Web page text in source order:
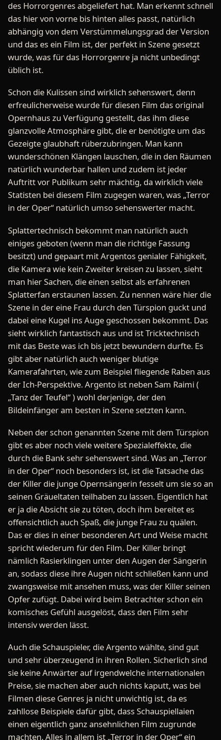
des Horrorgenres abgeliefert hat. Man erkennt schnell
das hier von vorne bis hinten alles passt, natürlich
abhängig von dem Verstümmelungsgrad der Version
und das es ein Film ist, der perfekt in Szene gesetzt
wurde, was für das Horrorgenre ja nicht unbedingt
üblich ist.
Schon die Kulissen sind wirklich sehenswert, denn
erfreulicherweise wurde für diesen Film das original
Opernhaus zu Verfügung gestellt, das ihm diese
glanzvolle Atmosphäre gibt, die er benötigte um das
Gezeigte glaubhaft rüberzubringen. Man kann
wunderschönen Klängen lauschen, die in den Räumen
natürlich wunderbar hallen und zudem ist jeder
Auftritt vor Publikum sehr mächtig, da wirklich viele
Statisten bei diesem Film zugegen waren, was „Terror
in der Oper“ natürlich umso sehenswerter macht.
Splattertechnisch bekommt man natürlich auch
einiges geboten (wenn man die richtige Fassung
besitzt) und gepaart mit Argentos genialer Fähigkeit,
die Kamera wie kein Zweiter kreisen zu lassen, sieht
man hier Sachen, die einen selbst als erfahrenen
Splatterfan erstaunen lassen. Zu nennen wäre hier die
Szene in der eine Frau durch den Türspion guckt und
dabei eine Kugel ins Auge geschossen bekommt. Das
sieht wirklich fantastisch aus und ist Tricktechnisch
mit das Beste was ich bis jetzt bewundern durfte. Es
gibt aber natürlich auch weniger blutige
Kamerafahrten, wie zum Beispiel fliegende Raben aus
der Ich-Perspektive. Argento ist neben Sam Raimi (
„Tanz der Teufel“ ) wohl derjenige, der den
Bildeinfänger am besten in Szene setzten kann.
Neben der schon genannten Szene mit dem Türspion
gibt es aber noch viele weitere Spezialeffekte, die
durch die Bank sehr sehenswert sind. Was an „Terror
in der Oper“ noch besonders ist, ist die Tatsache das
der Killer die junge Opernsängerin fesselt um sie so an
seinen Gräueltaten teilhaben zu lassen. Eigentlich hat
er ja die Absicht sie zu töten, doch ihm bereitet es
offensichtlich auch Spaß, die junge Frau zu quälen.
Das er dies in einer besonderen Art und Weise macht
spricht wiederum für den Film. Der Killer bringt
nämlich Rasierklingen unter den Augen der Sängerin
an, sodass diese ihre Augen nicht schließen kann und
zwangsweise mit ansehen muss, was der Killer seinen
Opfer zufügt. Dabei wird beim Betrachter schon ein
komisches Gefühl ausgelöst, dass den Film sehr
intensiv werden lässt.
Auch die Schauspieler, die Argento wählte, sind gut
und sehr überzeugend in ihren Rollen. Sicherlich sind
sie keine Anwärter auf irgendwelche internationalen
Preise, sie machen aber auch nichts kaputt, was bei
Filmen diese Genres ja nicht unwichtig ist, da es
zahllose Beispiele dafür gibt, dass Schauspiellaien
einen eigentlich ganz ansehnlichen Film zugrunde
machten. Alles in allem ist „Terror in der Oper“ ein